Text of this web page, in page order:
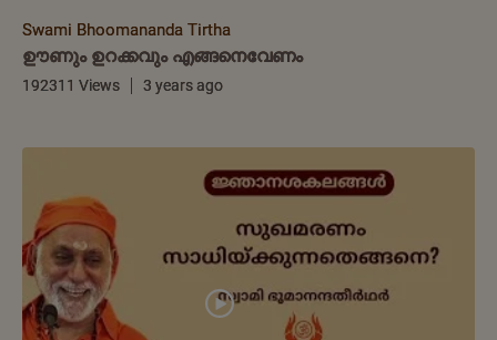
Swami Bhoomananda Tirtha
ഊണും ഉറക്കവും എങ്ങനെവേണം
192311 Views 3 years ago